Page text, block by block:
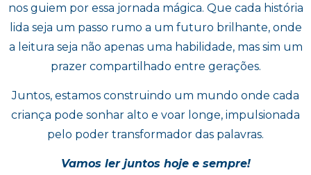
nos guiem por essa jornada mágica. Que cada história
lida seja um passo rumo a um futuro brilhante, onde
a leitura seja não apenas uma habilidade, mas sim um
prazer compartilhado entre gerações.
Juntos, estamos construindo um mundo onde cada
criança pode sonhar alto e voar longe, impulsionada
pelo poder transformador das palavras.
Vamos ler juntos hoje e sempre!